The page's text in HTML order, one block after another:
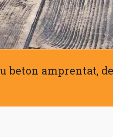
beton amprentat,